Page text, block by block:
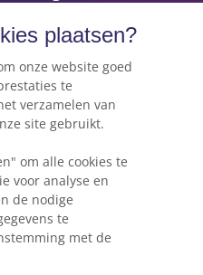
voordat je een
altijd de beste keuze
plaatsen?
onze website goed
te
verzamelen van
site gebruikt.
om alle cookies te
voor analyse en
de nodige
te
met de